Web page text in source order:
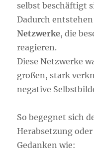
selbst beschäftigt
Dadurch
Netzwerke, die
reagieren.
Diese Netzwerke
großen, stark
negative
So begegnet sich
Herabsetzung
Gedanken wie: